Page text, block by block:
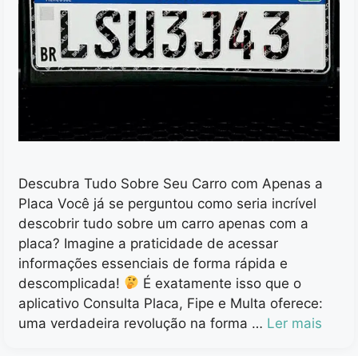
Descubra Tudo Sobre Seu Carro com Apenas a
Placa Você já se perguntou como seria incrível
descobrir tudo sobre um carro apenas com a
placa? Imagine a praticidade de acessar
informações essenciais de forma rápida e
descomplicada!
É exatamente isso que o
aplicativo Consulta Placa, Fipe e Multa oferece:
uma verdadeira revolução na forma … Ler mais